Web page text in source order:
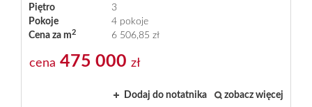
Piętro
3
Pokoje
4 pokoje
Cena za m2 6 506,85 zł
cena 475 000 zł
Dodaj do notatnika zobacz więcej